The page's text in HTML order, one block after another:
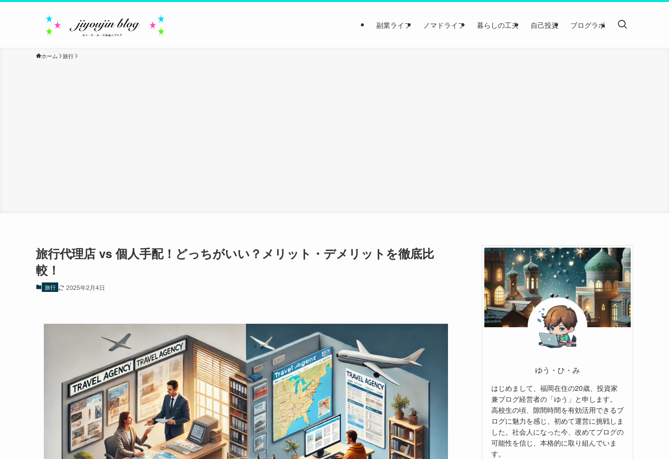
副業ライフ ノマドライフ 暮らしの工夫 自己投資 ブログラボ
ホーム 旅行
旅行代理店 vs 個人手配！どっちがいい？メリット・デメリットを徹底比
較！
旅行 2025年2月4日
ゆう・ひ・み
はじめまして、福岡在住の20歳、投資家
兼ブログ経営者の「ゆう」と申します。
高校生の頃、隙間時間を有効活用できるブ
ログに魅力を感じ、初めて運営に挑戦しま
した。社会人になった今、改めてブログの
可能性を信じ、本格的に取り組んでいま
す。